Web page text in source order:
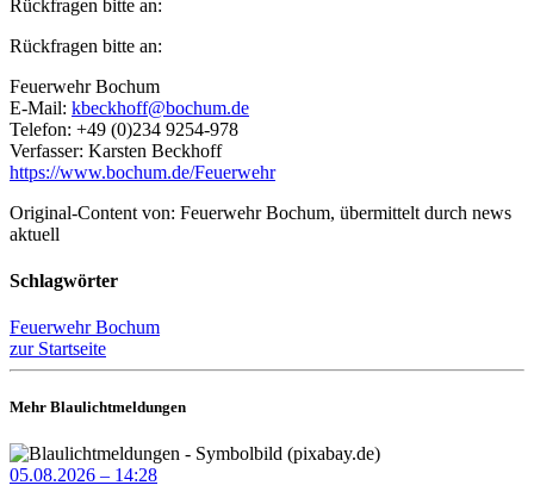
Rückfragen bitte an:
Rückfragen bitte an:
Feuerwehr Bochum
E-Mail: kbeckhoff@bochum.de
Telefon: +49 (0)234 9254-978
Verfasser: Karsten Beckhoff
https://www.bochum.de/Feuerwehr
Original-Content von: Feuerwehr Bochum, übermittelt durch news
aktuell
Schlagwörter
Feuerwehr Bochum
zur Startseite
Mehr Blaulichtmeldungen
05.08.2026 – 14:28